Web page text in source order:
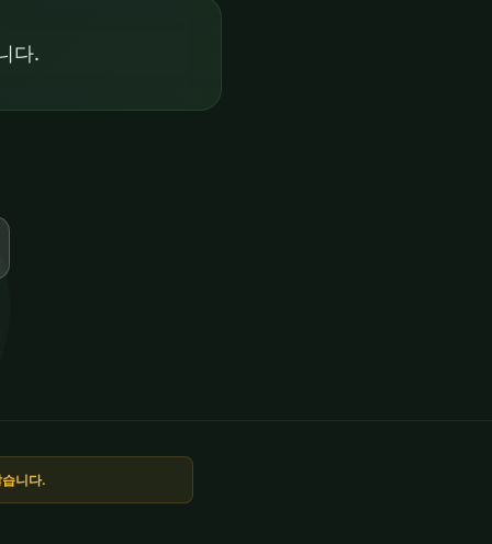
다.
니다.